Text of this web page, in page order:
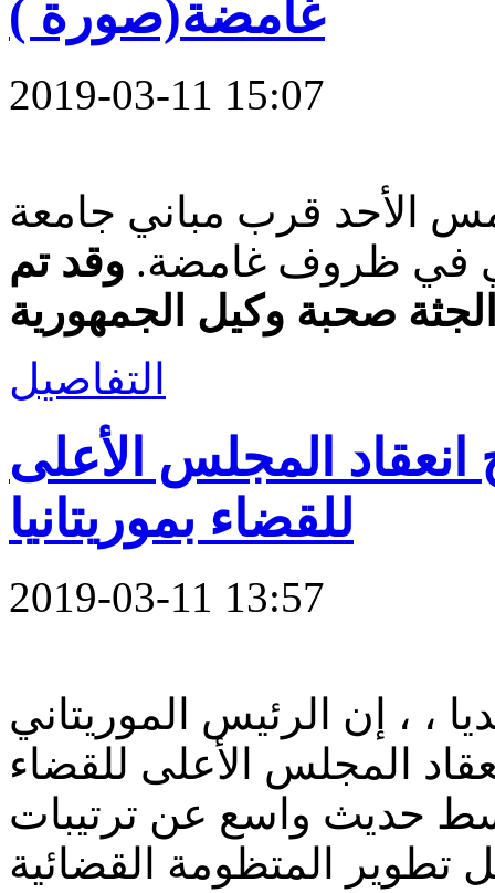
غامضة(صورة )
2019-03-11 15:07
الأحد قرب مباني جامعة
في ظروف غامضة. وقد تم
صحبة وكيل الجمهورية
التفاصيل
المجلس الأعلى
للقضاء بموريتانيا
2019-03-11 13:57
، ، إن الرئيس الموريتاني
المجلس الأعلى للقضاء
القادم 13 ـ 03 2019 ،وسط حديث واسع عن ترتيبات
تطوير المتظومة القضائية